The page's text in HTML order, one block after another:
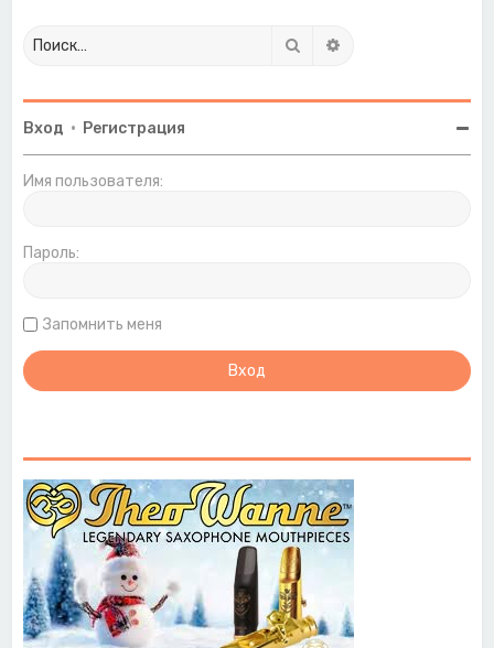
Поиск
Вход • Регистрация
Имя пользователя:
Пароль:
Запомнить меня